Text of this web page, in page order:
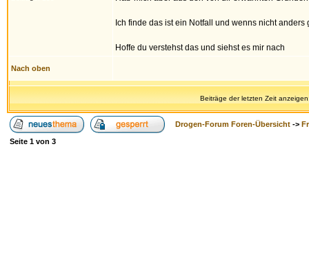
Ich finde das ist ein Notfall und wenns nicht anders
Hoffe du verstehst das und siehst es mir nach
Nach oben
Beiträge der letzten Zeit
Drogen-Forum Foren-Übersicht ->
Seite 1 von 3